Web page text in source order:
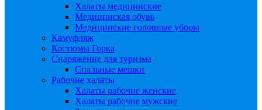
Халаты медицинские
Медицинская обувь
Медицинские головные уборы
Камуфляж
Костюмы Горка
Снаряжение для туризма
Спальные мешки
Рабочие халаты
Халаты рабочие женские
Халаты рабочие мужские